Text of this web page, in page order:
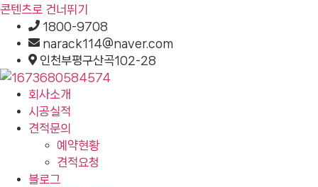
콘텐츠로 건너뛰기
1800-9708
narack114@naver.com
인천부평구산곡102-28
회사소개
시공실적
견적문의
예약현황
견적요청
블로그